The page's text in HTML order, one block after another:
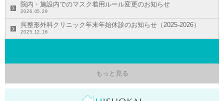
院内・施設内でのマスク着用ルール変更のお知らせ
2026.05.29
呉整形外科クリニック年末年始休診のお知らせ（2025-2026）
2025.12.16
もっと見る